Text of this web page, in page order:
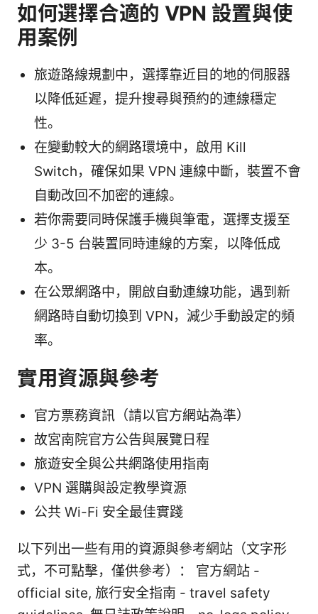
如何選擇合適的 VPN 設置與使
用案例
旅遊路線規劃中，選擇靠近目的地的伺服器
以降低延遲，提升搜尋與預約的連線穩定
性。
在變動較大的網路環境中，啟用 Kill
Switch，確保如果 VPN 連線中斷，裝置不會
自動改回不加密的連線。
若你需要同時保護手機與筆電，選擇支援至
少 3-5 台裝置同時連線的方案，以降低成
本。
在公眾網路中，開啟自動連線功能，遇到新
網路時自動切換到 VPN，減少手動設定的頻
率。
實用資源與參考
官方票務資訊（請以官方網站為準）
故宮南院官方公告與展覽日程
旅遊安全與公共網路使用指南
VPN 選購與設定教學資源
公共 Wi-Fi 安全最佳實踐
以下列出一些有用的資源與參考網站（文字形
式，不可點擊，僅供參考）： 官方網站 -
official site, 旅行安全指南 - travel safety